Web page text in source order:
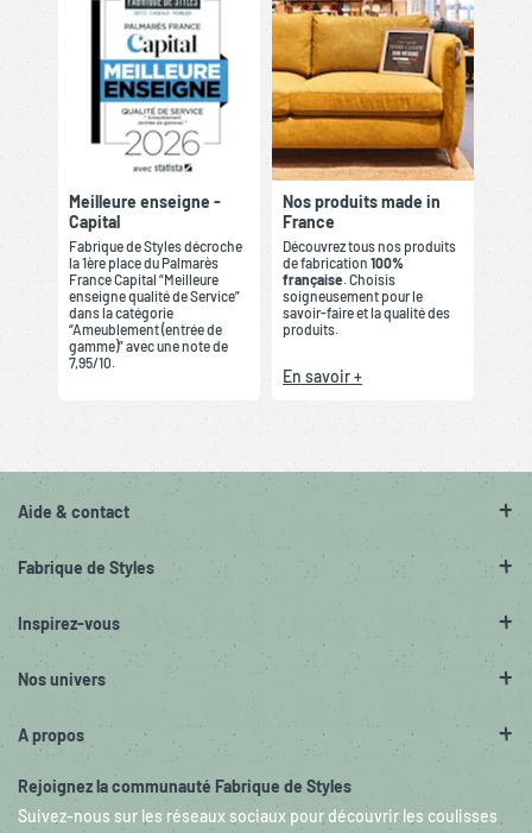
Meilleure enseigne -
Capital
Fabrique de Styles décroche
la 1ère place du Palmarès
France Capital “Meilleure
enseigne qualité de Service”
dans la catégorie
“Ameublement (entrée de
gamme)” avec une note de
7,95/10.
Nos produits made in
France
Découvrez tous nos produits
de fabrication 100%
française . Choisis
soigneusement pour le
savoir-faire et la qualité des
produits.
En savoir +
Aide & contact
Fabrique de Styles
Inspirez-vous
Nos univers
A propos
Rejoignez la communauté Fabrique de Styles
Suivez-nous sur les réseaux sociaux pour découvrir les coulisses